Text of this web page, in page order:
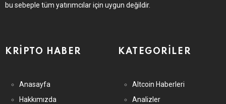
bu sebeple tüm yatırımcılar için uygun değildir.
KRIPTO HABER
Anasayfa
Hakkımızda
KATEGORILER
Altcoin Haberleri
Analizler